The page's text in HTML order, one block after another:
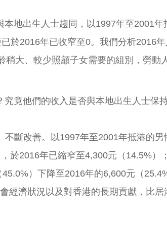
地出生人士趨同，以1997年至2001年
於2016年已收窄至0。我們分析2016
大、較少照顧子女需要的組別，勞動
竟他們的收入是否與本地出生人士保
斷改善。以1997年至2001年抵港的
於2016年已縮窄至4,300元（14.5%）
）下降至2016年的6,600元（
經濟狀況以及對香港的長期貢獻，比